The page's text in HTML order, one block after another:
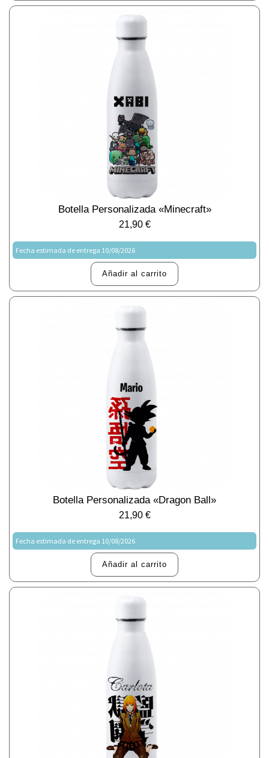
Botella Personalizada «Minecraft»
21,90 €
Fecha estimada de entrega 10/08/2026
Añadir al carrito
Botella Personalizada «Dragon Ball»
21,90 €
Fecha estimada de entrega 10/08/2026
Añadir al carrito